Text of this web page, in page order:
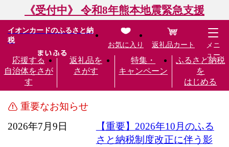
《受付中》 令和8年熊本地震緊急支援
イオンカードのふるさと納
税
応援する
自治体をさが
す
返礼品を
さがす
特集・
キャンペーン
ふるさと納税
を
はじめる
お気に入り 返礼品カート
メニ
ュー
重要なお知らせ
2026年7月9日
【重要】2026年10月のふる
さと納税制度改正に伴う影